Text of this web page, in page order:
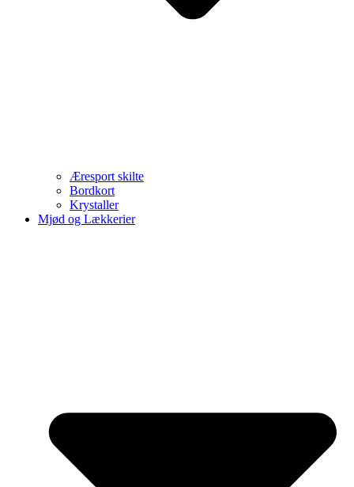
Æresport skilte
Bordkort
Krystaller
Mjød og Lækkerier